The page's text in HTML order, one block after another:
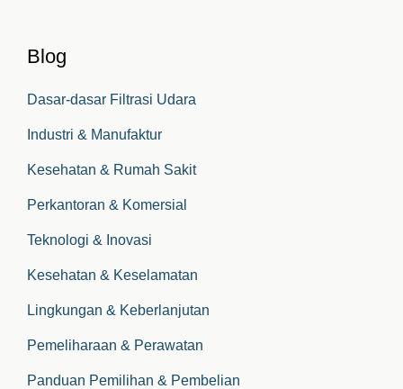
Blog
Dasar-dasar Filtrasi Udara
Industri & Manufaktur
Kesehatan & Rumah Sakit
Perkantoran & Komersial
Teknologi & Inovasi
Kesehatan & Keselamatan
Lingkungan & Keberlanjutan
Pemeliharaan & Perawatan
Panduan Pemilihan & Pembelian